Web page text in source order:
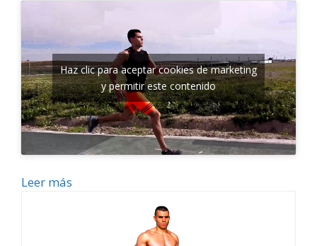
Haz clic para aceptar cookies de marketing
y permitir este contenido
Leer más